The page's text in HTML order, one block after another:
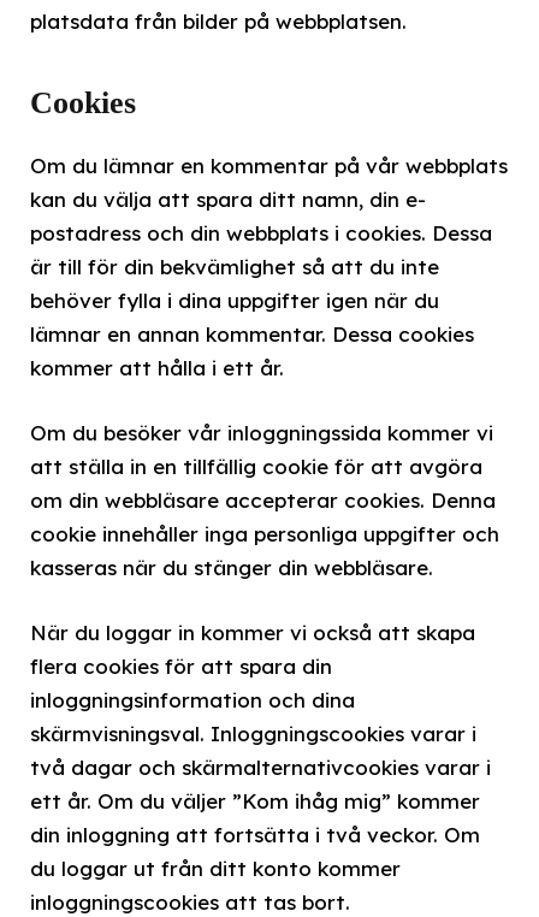
platsdata från bilder på webbplatsen.
Cookies
Om du lämnar en kommentar på vår webbplats
kan du välja att spara ditt namn, din e-
postadress och din webbplats i cookies. Dessa
är till för din bekvämlighet så att du inte
behöver fylla i dina uppgifter igen när du
lämnar en annan kommentar. Dessa cookies
kommer att hålla i ett år.
Om du besöker vår inloggningssida kommer vi
att ställa in en tillfällig cookie för att avgöra
om din webbläsare accepterar cookies. Denna
cookie innehåller inga personliga uppgifter och
kasseras när du stänger din webbläsare.
När du loggar in kommer vi också att skapa
flera cookies för att spara din
inloggningsinformation och dina
skärmvisningsval. Inloggningscookies varar i
två dagar och skärmalternativcookies varar i
ett år. Om du väljer ”Kom ihåg mig” kommer
din inloggning att fortsätta i två veckor. Om
du loggar ut från ditt konto kommer
inloggningscookies att tas bort.